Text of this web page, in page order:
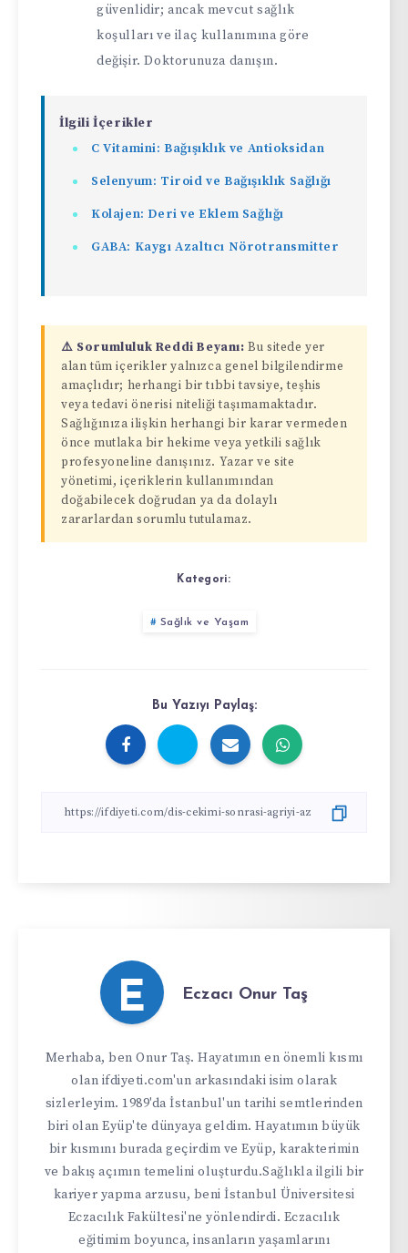
güvenlidir; ancak mevcut sağlık
koşulları ve ilaç kullanımına göre
değişir. Doktorunuza danışın.
İlgili İçerikler
C Vitamini: Bağışıklık ve Antioksidan
Selenyum: Tiroid ve Bağışıklık Sağlığı
Kolajen: Deri ve Eklem Sağlığı
GABA: Kaygı Azaltıcı Nörotransmitter
⚠️ Sorumluluk Reddi Beyanı: Bu sitede yer
alan tüm içerikler yalnızca genel bilgilendirme
amaçlıdır; herhangi bir tıbbi tavsiye, teşhis
veya tedavi önerisi niteliği taşımamaktadır.
Sağlığınıza ilişkin herhangi bir karar vermeden
önce mutlaka bir hekime veya yetkili sağlık
profesyoneline danışınız. Yazar ve site
yönetimi, içeriklerin kullanımından
doğabilecek doğrudan ya da dolaylı
zararlardan sorumlu tutulamaz.
Kategori:
Sağlık ve Yaşam
Bu Yazıyı Paylaş:
E Eczacı Onur Taş
Merhaba, ben Onur Taş. Hayatımın en önemli kısmı
olan ifdiyeti.com'un arkasındaki isim olarak
sizlerleyim. 1989'da İstanbul'un tarihi semtlerinden
biri olan Eyüp'te dünyaya geldim. Hayatımın büyük
bir kısmını burada geçirdim ve Eyüp, karakterimin
ve bakış açımın temelini oluşturdu.Sağlıkla ilgili bir
kariyer yapma arzusu, beni İstanbul Üniversitesi
Eczacılık Fakültesi'ne yönlendirdi. Eczacılık
eğitimim boyunca, insanların yaşamlarını